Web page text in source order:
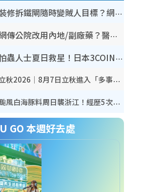
裝修拆鐵閘隨時變賊人目標？網民揭2大關鍵用途：裝新式等於白裝？附新舊鐵閘分別
網傳公院改用內地/副廠藥？醫生拆解正副廠分別 揭4類人換藥隨時出事
怕蟲人士夏日救星！日本3COINS爆紅驅蟲神器$45起 1招「全程免觸碰」輕鬆搞定小強
立秋2026｜8月7日立秋進入「多事之秋」 3件事唔做得！專家教6招開運 清枱頭／銀包納氣接好運
颱風白海豚料周日襲浙江！經歷5次「眼牆置換」極罕見 成登陸內地最長途颱風
U GO 本週好去處